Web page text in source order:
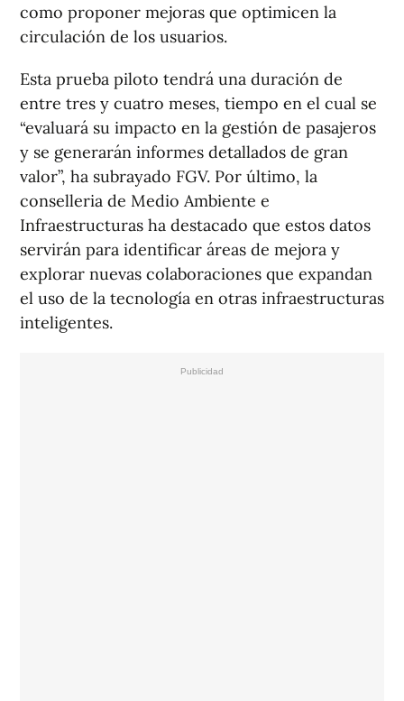
como proponer mejoras que optimicen la
circulación de los usuarios.
Esta prueba piloto tendrá una duración de
entre tres y cuatro meses, tiempo en el cual se
“evaluará su impacto en la gestión de pasajeros
y se generarán informes detallados de gran
valor”, ha subrayado FGV. Por último, la
conselleria de Medio Ambiente e
Infraestructuras ha destacado que estos datos
servirán para identificar áreas de mejora y
explorar nuevas colaboraciones que expandan
el uso de la tecnología en otras infraestructuras
inteligentes.